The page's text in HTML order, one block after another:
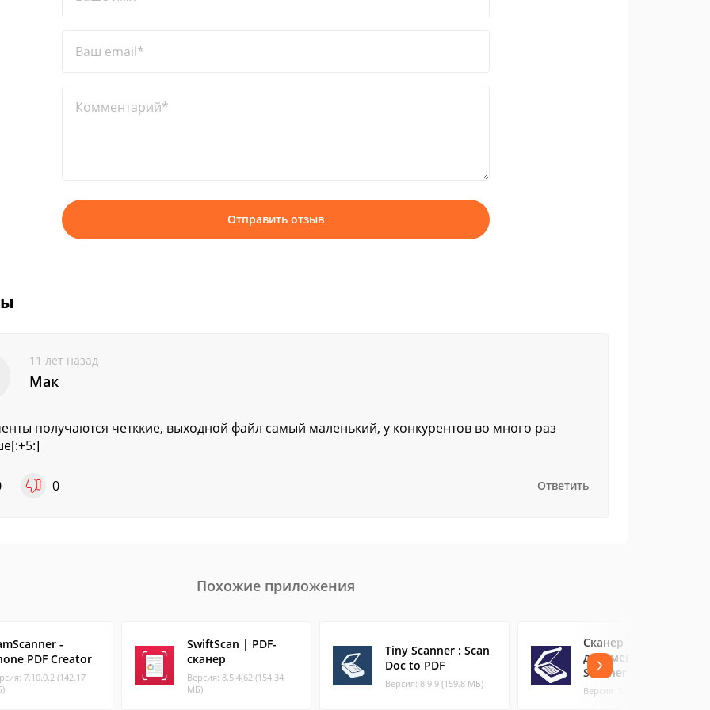
Ваш email*
Комментарий*
Отправить отзыв
11 лет назад
Мак
получаются четккие, выходной файл самый маленький, у конкурентов во много раз
0 Ответить
Похожие приложения
-
PDF Creator
7.10.0.2 (142.17
SwiftScan | PDF-
сканер
Версия: 8.5.4(62 (154.34
МБ)
Tiny Scanner : Scan
Doc to PDF
Версия: 8.9.9 (159.8 МБ)
Сканер
документов PDF
Scanner
Версия: 5.0.4 (19.87 МБ)